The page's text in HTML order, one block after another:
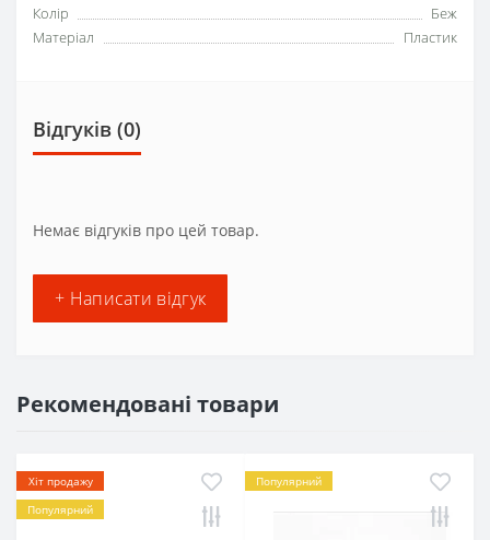
Колір
Беж
Матеріал
Пластик
Відгуків (0)
Немає відгуків про цей товар.
+ Написати відгук
Рекомендовані товари
Хіт продажу
Популярний
Популярний